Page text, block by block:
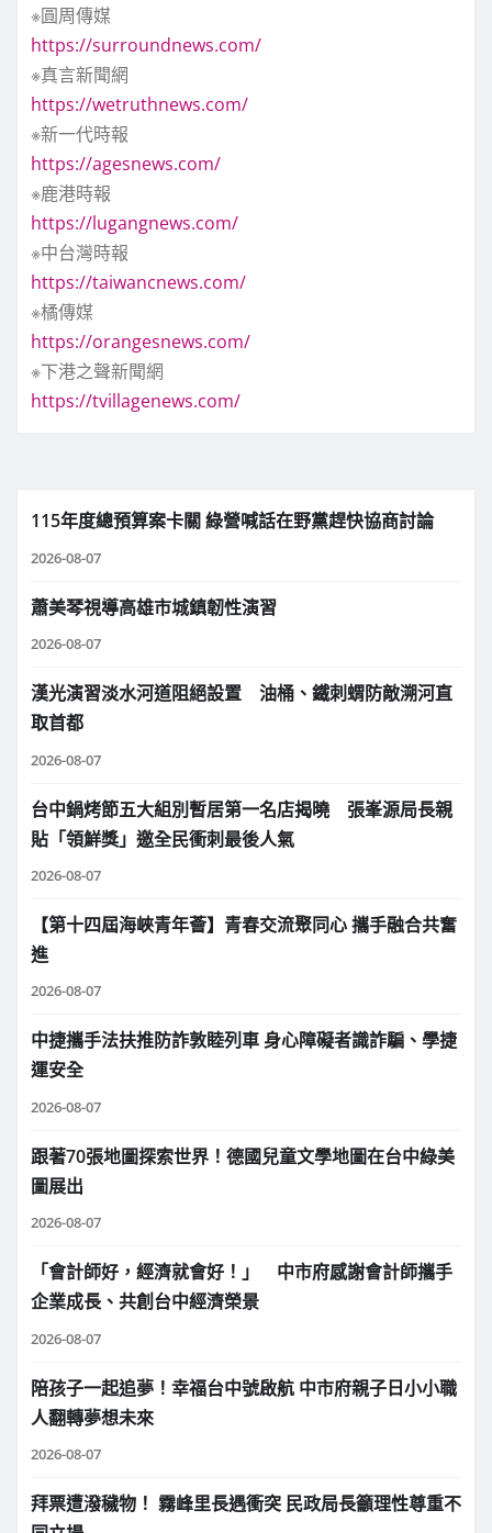
※圓周傳媒
https://surroundnews.com/
※真言新聞網
https://wetruthnews.com/
※新一代時報
https://agesnews.com/
※鹿港時報
https://lugangnews.com/
※中台灣時報
https://taiwancnews.com/
※橘傳媒
https://orangesnews.com/
※下港之聲新聞網
https://tvillagenews.com/
115年度總預算案卡關 綠營喊話在野黨趕快協商討論
2026-08-07
蕭美琴視導高雄市城鎮韌性演習
2026-08-07
漢光演習淡水河道阻絕設置 油桶、鐵刺蝟防敵溯河直
取首都
2026-08-07
台中鍋烤節五大組別暫居第一名店揭曉 張峯源局長親
貼「領鮮獎」邀全民衝刺最後人氣
2026-08-07
【第十四屆海峽青年薈】青春交流聚同心 攜手融合共奮
進
2026-08-07
中捷攜手法扶推防詐敦睦列車 身心障礙者識詐騙、學捷
運安全
2026-08-07
跟著70張地圖探索世界！德國兒童文學地圖在台中綠美
圖展出
2026-08-07
「會計師好，經濟就會好！」 中市府感謝會計師攜手
企業成長、共創台中經濟榮景
2026-08-07
陪孩子一起追夢！幸福台中號啟航 中市府親子日小小職
人翻轉夢想未來
2026-08-07
拜票遭潑穢物！ 霧峰里長遇衝突 民政局長籲理性尊重不